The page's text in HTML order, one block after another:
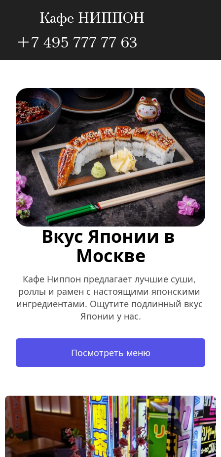
+7 495 777 77 63
Вкус Японии в
Москве
Кафе Ниппон предлагает лучшие суши,
роллы и рамен с настоящими японскими
ингредиентами. Ощутите подлинный вкус
Японии у нас.
Посмотреть меню